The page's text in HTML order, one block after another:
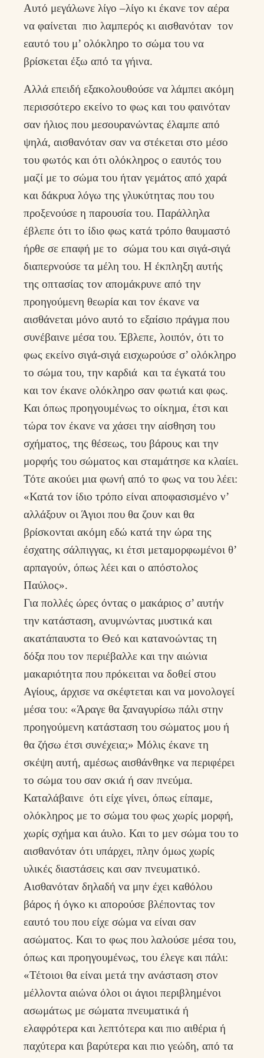
Αυτό μεγάλωνε λίγο –λίγο κι έκανε τον αέρα
να φαίνεται πιο λαμπερός κι αισθανόταν τον
εαυτό του μ’ ολόκληρο το σώμα του να
βρίσκεται έξω από τα γήινα.
Αλλά επειδή εξακολουθούσε να λάμπει ακόμη
περισσότερο εκείνο το φως και του φαινόταν
σαν ήλιος που μεσουρανώντας έλαμπε από
ψηλά, αισθανόταν σαν να στέκεται στο μέσο
του φωτός και ότι ολόκληρος ο εαυτός του
μαζί με το σώμα του ήταν γεμάτος από χαρά
και δάκρυα λόγω της γλυκύτητας που του
προξενούσε η παρουσία του. Παράλληλα
έβλεπε ότι το ίδιο φως κατά τρόπο θαυμαστό
ήρθε σε επαφή με το σώμα του και σιγά-σιγά
διαπερνούσε τα μέλη του. Η έκπληξη αυτής
της οπτασίας τον απομάκρυνε από την
προηγούμενη θεωρία και τον έκανε να
αισθάνεται μόνο αυτό το εξαίσιο πράγμα που
συνέβαινε μέσα του. Έβλεπε, λοιπόν, ότι το
φως εκείνο σιγά-σιγά εισχωρούσε σ’ ολόκληρο
το σώμα του, την καρδιά και τα έγκατά του
και τον έκανε ολόκληρο σαν φωτιά και φως.
Και όπως προηγουμένως το οίκημα, έτσι και
τώρα τον έκανε να χάσει την αίσθηση του
σχήματος, της θέσεως, του βάρους και την
μορφής του σώματος και σταμάτησε κα κλαίει.
Τότε ακούει μια φωνή από το φως να του λέει:
«Κατά τον ίδιο τρόπο είναι αποφασισμένο ν’
αλλάξουν οι Άγιοι που θα ζουν και θα
βρίσκονται ακόμη εδώ κατά την ώρα της
έσχατης σάλπιγγας, κι έτσι μεταμορφωμένοι θ’
αρπαγούν, όπως λέει και ο απόστολος
Παύλος».
Για πολλές ώρες όντας ο μακάριος σ’ αυτήν
την κατάσταση, ανυμνώντας μυστικά και
ακατάπαυστα το Θεό και κατανοώντας τη
δόξα που τον περιέβαλλε και την αιώνια
μακαριότητα που πρόκειται να δοθεί στου
Αγίους, άρχισε να σκέφτεται και να μονολογεί
μέσα του: «Άραγε θα ξαναγυρίσω πάλι στην
προηγούμενη κατάσταση του σώματος μου ή
θα ζήσω έτσι συνέχεια;» Μόλις έκανε τη
σκέψη αυτή, αμέσως αισθάνθηκε να περιφέρει
το σώμα του σαν σκιά ή σαν πνεύμα.
Καταλάβαινε ότι είχε γίνει, όπως είπαμε,
ολόκληρος με το σώμα του φως χωρίς μορφή,
χωρίς σχήμα και άυλο. Και το μεν σώμα του το
αισθανόταν ότι υπάρχει, πλην όμως χωρίς
υλικές διαστάσεις και σαν πνευματικό.
Αισθανόταν δηλαδή να μην έχει καθόλου
βάρος ή όγκο κι απορούσε βλέποντας τον
εαυτό του που είχε σώμα να είναι σαν
ασώματος. Και το φως που λαλούσε μέσα του,
όπως και προηγουμένως, του έλεγε και πάλι:
«Τέτοιοι θα είναι μετά την ανάσταση στον
μέλλοντα αιώνα όλοι οι άγιοι περιβλημένοι
ασωμάτως με σώματα πνευματικά ή
ελαφρότερα και λεπτότερα και πιο αιθέρια ή
παχύτερα και βαρύτερα και πιο γεώδη, από τα